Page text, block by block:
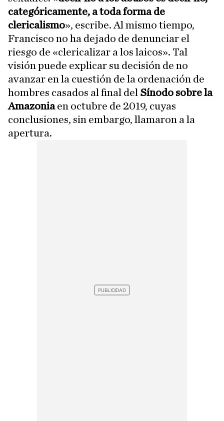
categóricamente, a toda forma de
clericalismo», escribe. Al mismo tiempo,
Francisco no ha dejado de denunciar el
riesgo de «clericalizar a los laicos». Tal
visión puede explicar su decisión de no
avanzar en la cuestión de la ordenación de
hombres casados al final del Sínodo sobre la
Amazoniaen octubre de 2019, cuyas
conclusiones, sin embargo, llamaron a la
apertura.